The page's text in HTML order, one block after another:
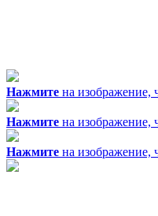
Нажмите на изображение,
Нажмите на изображение,
Нажмите на изображение,